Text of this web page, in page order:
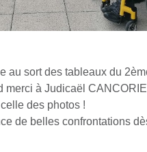
au sort des tableaux du
merci à Judicaël
des photos !
de belles confrontations